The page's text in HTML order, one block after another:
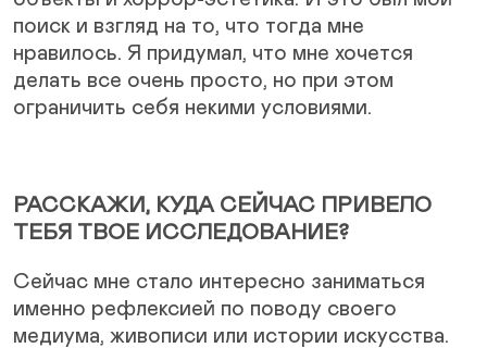
поиск и взгляд на то, что тогда мне
нравилось. Я придумал, что мне хочется
делать все очень просто, но при этом
ограничить себя некими условиями.
РАССКАЖИ, КУДА СЕЙЧАС ПРИВЕЛО
ТЕБЯ ТВОЕ ИССЛЕДОВАНИЕ?
Сейчас мне стало интересно заниматься
именно рефлексией по поводу своего
медиума, живописи или истории искусства.